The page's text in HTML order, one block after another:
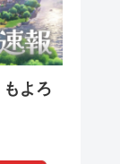
よろ